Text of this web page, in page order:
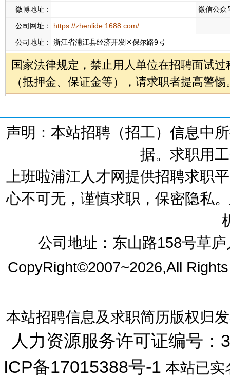
微博地址：
微信公众
公司网址：
https://zhenlide.1688.com/
公司地址：
浙江省浦江县经济开发区保尔路9号
国家法律规定，禁止用人单位在招聘面试
（抵押金、保证金等），请求职者提高警惕
声明：本站招聘（招工）信息中
据。求职用
上班啦浦江人才网提供招聘求职
心不可无，谨慎求职，保密隐私
公司地址：东山路158号草
CopyRight©2007~2026,All
本站招聘信息及求职简历版权归
人力资源服务许可证编号
ICP备17015388号-1 本站已